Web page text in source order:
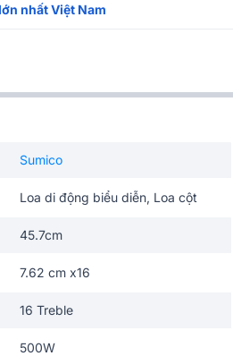
nhất Việt Nam
Sumico
Loa di động biểu diễn, Loa cột
45.7cm
7.62 cm x16
16 Treble
500W